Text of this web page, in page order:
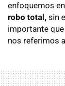
enfoquemos
robo total, sin
importante
nos referimos